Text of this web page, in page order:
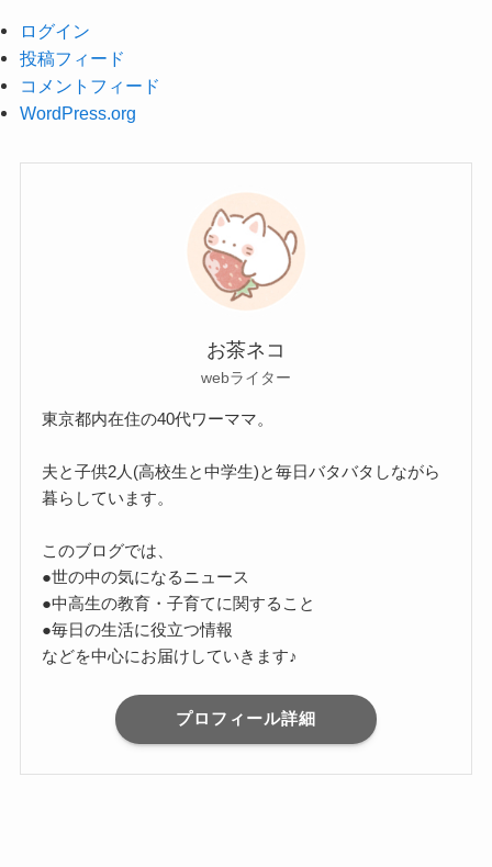
ログイン
投稿フィード
コメントフィード
WordPress.org
お茶ネコ
webライター
東京都内在住の40代ワーママ。
夫と子供2人(高校生と中学生)と毎日バタバタしながら
暮らしています。
このブログでは、
●世の中の気になるニュース
●中高生の教育・子育てに関すること
●毎日の生活に役立つ情報
などを中心にお届けしていきます♪
プロフィール詳細